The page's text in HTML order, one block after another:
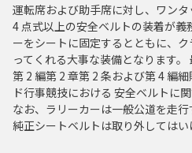
運転席および助手席に対し、ワン
4 点式以上の安全ベルトの装着が
ーをシートに固定するとともに、
ってくれる大事な装備となります
第 2 編第 2 章第 2 条および第 4 編
ド行事競技における 安全ベルトに
なお、ラリーカーは一般公道を走
純正シートベルトは取り外してはい